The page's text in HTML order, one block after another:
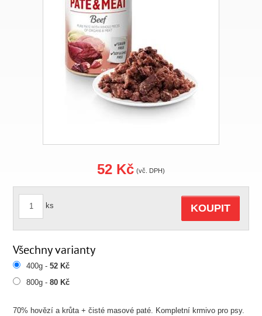
70% hovězí a krůta + čisté masové paté. Kompletní krmivo pro psy.
52 Kč (vč. DPH)
ks KOUPIT
Všechny varianty
400g -52 Kč
800g -80 Kč